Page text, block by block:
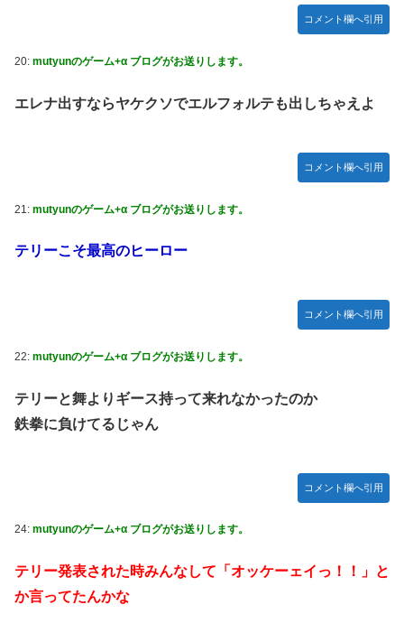
コメント欄へ引用
20: mutyunのゲーム+α ブログがお送りします。
エレナ出すならヤケクソでエルフォルテも出しちゃえよ
コメント欄へ引用
21: mutyunのゲーム+α ブログがお送りします。
テリーこそ最高のヒーロー
コメント欄へ引用
22: mutyunのゲーム+α ブログがお送りします。
テリーと舞よりギース持って来れなかったのか
鉄拳に負けてるじゃん
コメント欄へ引用
24: mutyunのゲーム+α ブログがお送りします。
テリー発表された時みんなして「オッケーェイっ！！」と
か言ってたんかな